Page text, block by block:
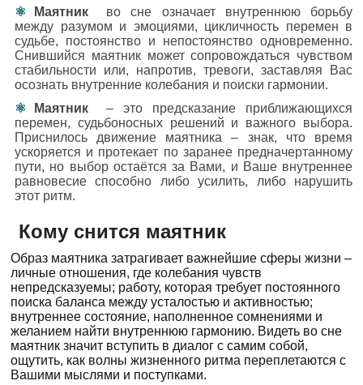
Маятник
во сне означает внутреннюю борьбу
между разумом и эмоциями, цикличность перемен в
судьбе, постоянство и непостоянство одновременно.
Снившийся маятник может сопровождаться чувством
стабильности или, напротив, тревоги, заставляя Вас
осознать внутренние колебания и поиски гармонии.
Маятник
– это предсказание приближающихся
перемен, судьбоносных решений и важного выбора.
Приснилось движение маятника – знак, что время
ускоряется и протекает по заранее предначертанному
пути, но выбор остаётся за Вами, и Ваше внутреннее
равновесие способно либо усилить, либо нарушить
этот ритм.
Кому снится маятник
Образ маятника затрагивает важнейшие сферы жизни –
личные отношения, где колебания чувств
непредсказуемы; работу, которая требует постоянного
поиска баланса между усталостью и активностью;
внутреннее состояние, наполненное сомнениями и
желанием найти внутреннюю гармонию. Видеть во сне
маятник значит вступить в диалог с самим собой,
ощутить, как волны жизненного ритма переплетаются с
Вашими мыслями и поступками.